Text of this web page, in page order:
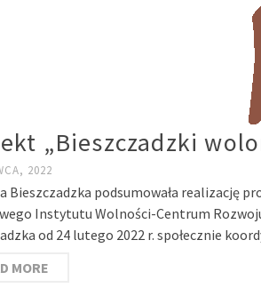
„Bieszczadzki
2022
Bieszczadzka podsumowała realizację
Instytutu Wolności-Centrum
od 24 lutego 2022 r. społecznie
MORE